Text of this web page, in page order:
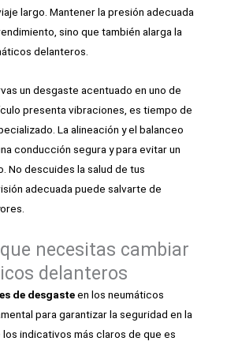
largo. Mantener la presión adecuada
sino que también alarga la
delanteros.
un desgaste acentuado en uno de
presenta vibraciones, es tiempo de
La alineación y el balanceo
conducción segura y para evitar un
No descuides la salud de tus
adecuada puede salvarte de
necesitas cambiar
delanteros
de desgasteen los neumáticos
para garantizar la seguridad en la
indicativos más claros de que es